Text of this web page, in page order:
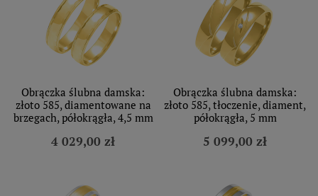
Obrączka ślubna damska:
złoto 585, diamentowane na
brzegach, półokrągła, 4,5 mm
4 029,00 zł
Obrączka ślubna damska:
złoto 585, tłoczenie, diament,
półokrągła, 5 mm
5 099,00 zł